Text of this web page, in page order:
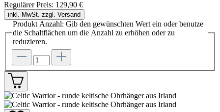
Regulärer Preis: 129,90 €
inkl. MwSt. zzgl. Versand
Produkt Anzahl: Gib den gewünschten Wert ein oder benutze
die Schaltflächen um die Anzahl zu erhöhen oder zu
reduzieren.